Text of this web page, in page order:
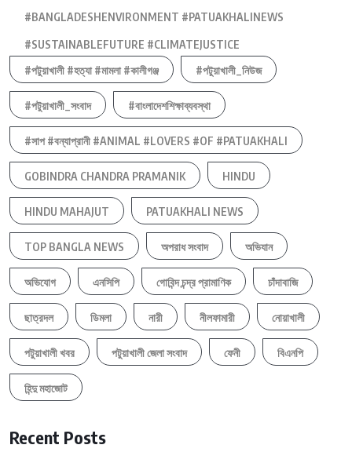
#BANGLADESHENVIRONMENT #PATUAKHALINEWS
#SUSTAINABLEFUTURE #CLIMATEJUSTICE
#পটুয়াখালী #হত্যা #মামলা #কালীগঞ্জ
#পটুয়াখালী_নিউজ
#পটুয়াখালী_সংবাদ #বাংলাদেশশিক্ষাব্যবস্থা
#সাপ #বন্যাপ্রানী #ANIMAL #LOVERS #OF #PATUAKHALI
GOBINDRA CHANDRA PRAMANIK HINDU
HINDU MAHAJUT PATUAKHALI NEWS
TOP BANGLA NEWS অপরাধ সংবাদ অভিযান
অভিযোগ এনসিপি গোবিন্দ চন্দ্র প্রামাণিক চাঁদাবাজি
ছাত্রদল ডিমলা নারী নীলফামারী নোয়াখালী
পটুয়াখালী খবর পটুয়াখালী জেলা সংবাদ ফেনী বিএনপি
হিন্দু মহাজোট
Recent Posts